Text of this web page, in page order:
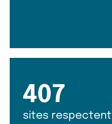
407
sites respectent